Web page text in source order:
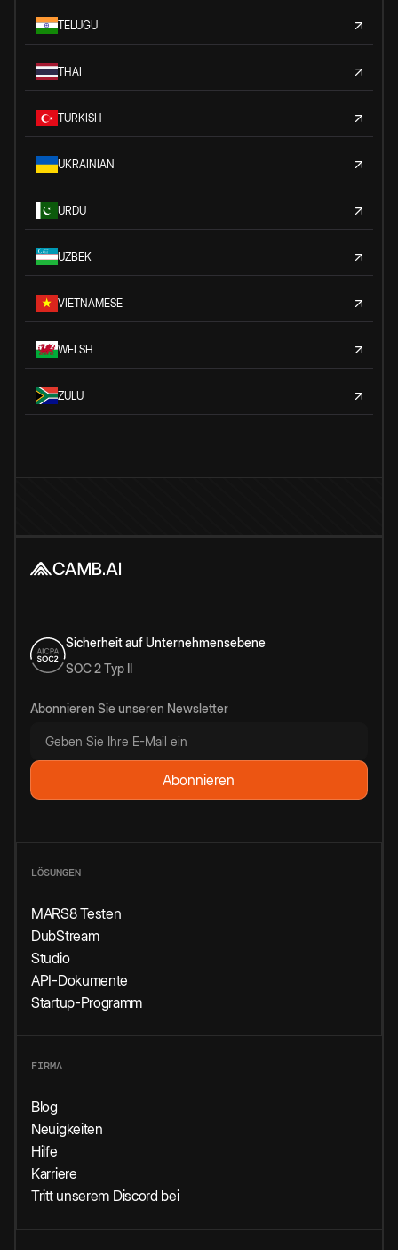
TELUGU
THAI
TURKISH
UKRAINIAN
URDU
UZBEK
VIETNAMESE
WELSH
ZULU
Sicherheit auf Unternehmensebene
SOC 2 Typ II
Abonnieren Sie unseren Newsletter
LÖSUNGEN
MARS8 Testen
DubStream
Studio
API-Dokumente
Startup-Programm
FIRMA
Blog
Neuigkeiten
Hilfe
Karriere
Tritt unserem Discord bei